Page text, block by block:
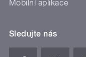
Mobilní aplikace
Sledujte nás